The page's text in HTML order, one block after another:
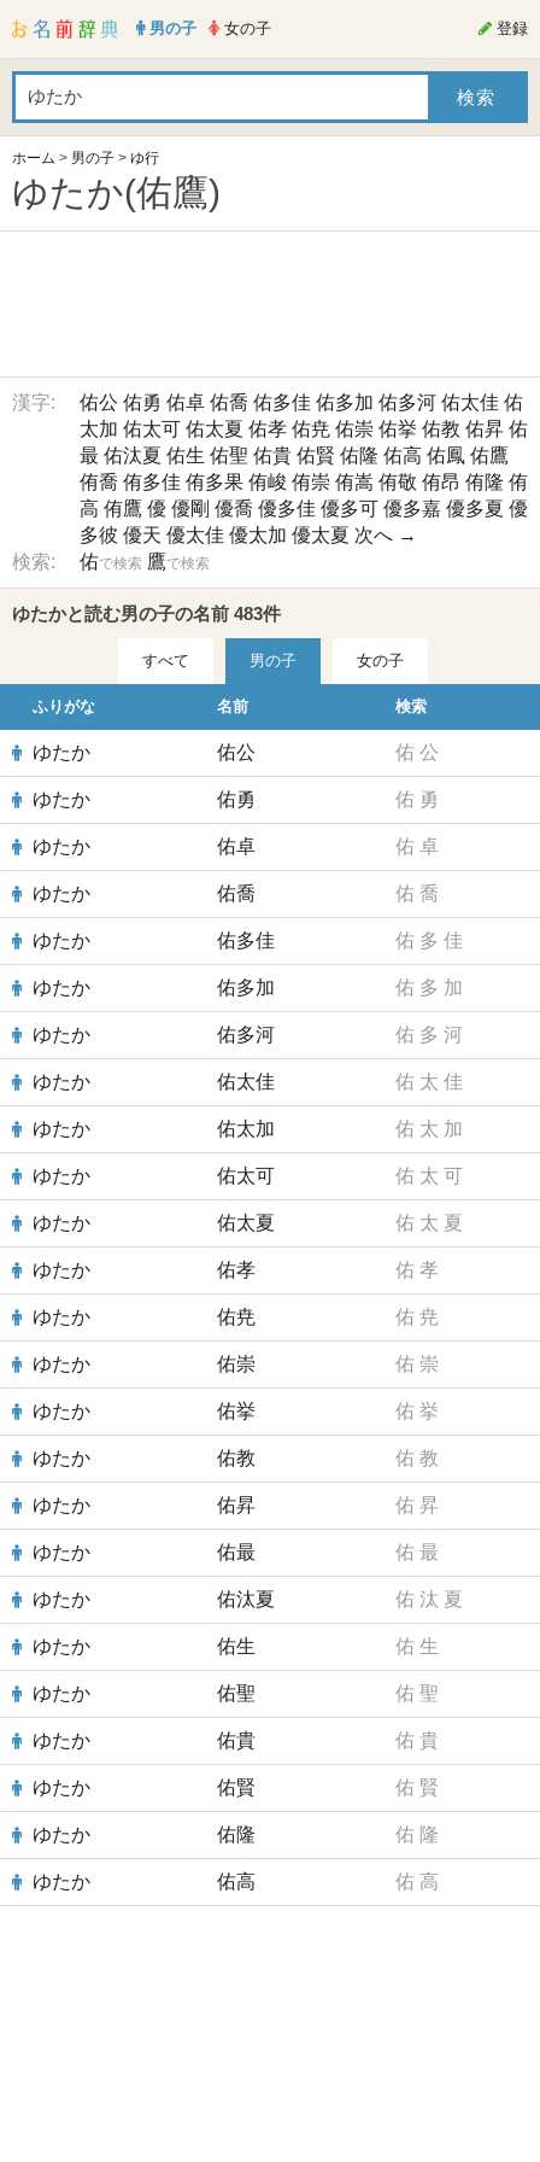
男の子 女の子 登録
ホーム > 男の子 > ゆ行
ゆたか(佑鷹)
漢字: 佑公 佑勇 佑卓 佑喬 佑多佳 佑多加 佑多河 佑太佳 佑
太加 佑太可 佑太夏 佑孝 佑尭 佑崇 佑挙 佑教 佑昇 佑
最 佑汰夏 佑生 佑聖 佑貴 佑賢 佑隆 佑高 佑鳳 佑鷹
侑喬 侑多佳 侑多果 侑峻 侑崇 侑嵩 侑敬 侑昂 侑隆 侑
高 侑鷹 優 優剛 優喬 優多佳 優多可 優多嘉 優多夏 優
多彼 優天 優太佳 優太加 優太夏 次へ →
検索:
佑で検索 鷹で検索
ゆたかと読む男の子の名前 483件
すべて 男の子 女の子
ふりがな 名前 検索
ゆたか 佑公 佑 公
ゆたか 佑勇 佑 勇
ゆたか 佑卓 佑 卓
ゆたか 佑喬 佑 喬
ゆたか 佑多佳 佑 多 佳
ゆたか 佑多加 佑 多 加
ゆたか 佑多河 佑 多 河
ゆたか 佑太佳 佑 太 佳
ゆたか 佑太加 佑 太 加
ゆたか 佑太可 佑 太 可
ゆたか 佑太夏 佑 太 夏
ゆたか 佑孝 佑 孝
ゆたか 佑尭 佑 尭
ゆたか 佑崇 佑 崇
ゆたか 佑挙 佑 挙
ゆたか 佑教 佑 教
ゆたか 佑昇 佑 昇
ゆたか 佑最 佑 最
ゆたか 佑汰夏 佑 汰 夏
ゆたか 佑生 佑 生
ゆたか 佑聖 佑 聖
ゆたか 佑貴 佑 貴
ゆたか 佑賢 佑 賢
ゆたか 佑隆 佑 隆
ゆたか 佑高 佑 高